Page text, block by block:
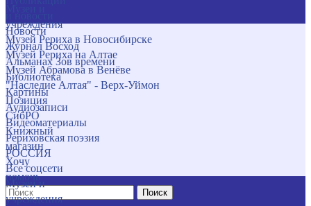
учреждения
Музей Рериха в Новосибирске
Музей Рериха на Алтае
Музей Абрамова в Венёве
"Наследие Алтая" - Верх-Уймон
Позиция
СибРО
Книжный
магазин
Хочу
помочь
Поиск
Новости
Журнал Восход
Альманах Зов времени
Библиотека
Картины
Аудиозаписи
Видеоматериалы
Рериховская поэзия
РОССИЯ
Все соцсети
Музеи и
учреждения